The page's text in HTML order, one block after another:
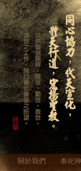
關於我們 奉祀